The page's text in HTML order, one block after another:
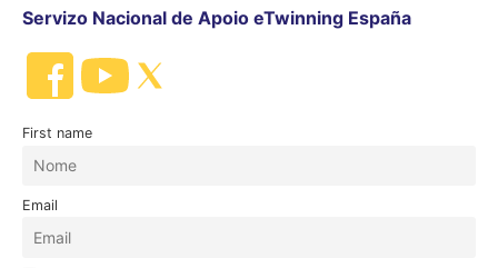
Servizo Nacional de Apoio eTwinning España
First name
Email